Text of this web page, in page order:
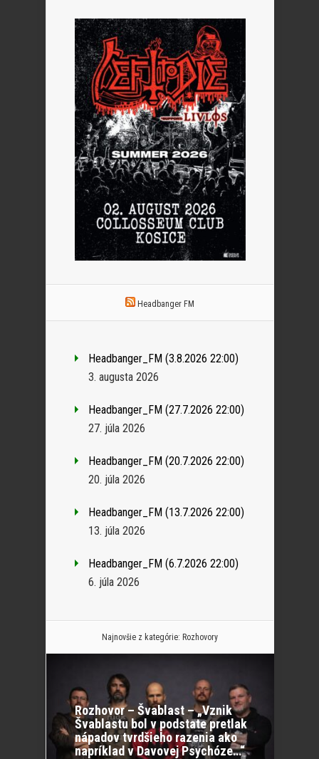
Headbanger FM
Headbanger_FM (3.8.2026 22:00)
3. augusta 2026
Headbanger_FM (27.7.2026 22:00)
27. júla 2026
Headbanger_FM (20.7.2026 22:00)
20. júla 2026
Headbanger_FM (13.7.2026 22:00)
13. júla 2026
Headbanger_FM (6.7.2026 22:00)
6. júla 2026
Najnovšie z kategórie: Rozhovory
Rozhovor – Švablast – „Vznik
Švablastu bol v podstate pretlak
nápadov tvrdšieho razenia ako
napríklad v Davovej Psychóze…“